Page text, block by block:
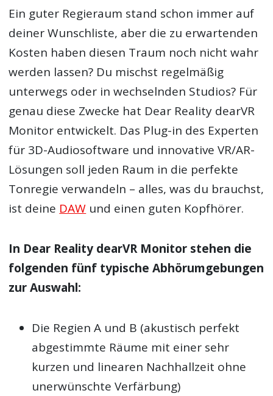
Ein guter Regieraum stand schon immer auf
deiner Wunschliste, aber die zu erwartenden
Kosten haben diesen Traum noch nicht wahr
werden lassen? Du mischst regelmäßig
unterwegs oder in wechselnden Studios? Für
genau diese Zwecke hat Dear Reality dearVR
Monitor entwickelt. Das Plug-in des Experten
für 3D-Audiosoftware und innovative VR/AR-
Lösungen soll jeden Raum in die perfekte
Tonregie verwandeln – alles, was du brauchst,
ist deine DAW und einen guten Kopfhörer.
In Dear Reality dearVR Monitor stehen die
folgenden fünf typische Abhörumgebungen
zur Auswahl:
Die Regien A und B (akustisch perfekt
abgestimmte Räume mit einer sehr
kurzen und linearen Nachhallzeit ohne
unerwünschte Verfärbung)